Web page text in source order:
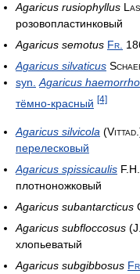
Agaricus rusiophyllus
розовопластинковый
Agaricus semotus Fr.
Agaricus silvaticus
syn. Agaricus
тёмно-красный [4]
Agaricus silvicola
перелесковый
Agaricus spissicaulis
плотноножковый
Agaricus subantarcticus
Agaricus subfloccosus
хлопьеватый
Agaricus subgibbosus Fr.